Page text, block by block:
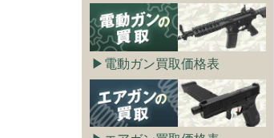
電動ガン買取価格表